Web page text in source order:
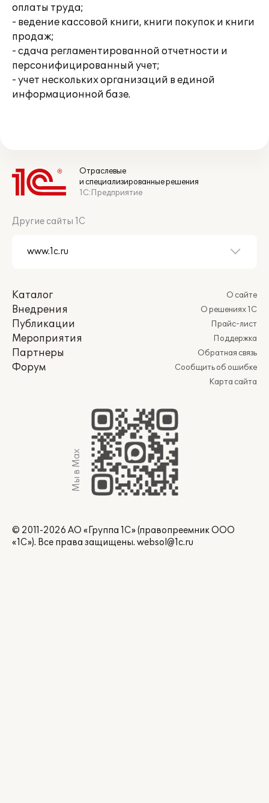
оплаты труда;
- ведение кассовой книги, книги покупок и книги
продаж;
- сдача регламентированной отчетности и
персонифицированный учет;
- учет нескольких организаций в единой
информационной базе.
Отраслевые
и специализированные решения
1С:Предприятие
Другие сайты 1С
Каталог
Внедрения
Публикации
Мероприятия
Партнеры
Форум
О сайте
О решениях 1С
Прайс-лист
Поддержка
Обратная связь
Сообщить об ошибке
Карта сайта
Мы в Max
© 2011-2026 АО «Группа 1С» (правопреемник ООО
«1С»). Все права защищены. websol@1c.ru